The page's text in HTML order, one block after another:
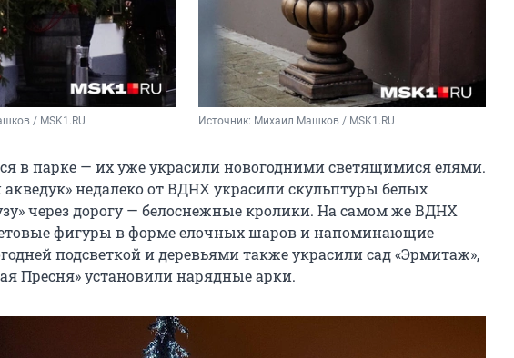
/ MSK1.RU Источник: Михаил Машков / MSK1.RU
в парке — их уже украсили новогодними светящимися елями.
акведук» недалеко от ВДНХ украсили скульптуры белых
через дорогу — белоснежные кролики. На самом же ВДНХ
фигуры в форме елочных шаров и напоминающие
подсветкой и деревьями также украсили сад «Эрмитаж»,
Пресня» установили нарядные арки.